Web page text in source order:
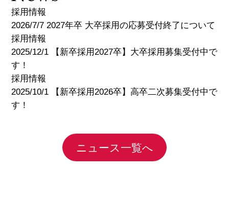
採用情報
2026/7/7 2027年卒 大卒採用の応募受付終了について
採用情報
2025/12/1 【新卒採用2027卒】大卒採用募集受付中で
す！
採用情報
2025/10/1 【新卒採用2026卒】高卒二次募集受付中で
す！
ニュース一覧へ